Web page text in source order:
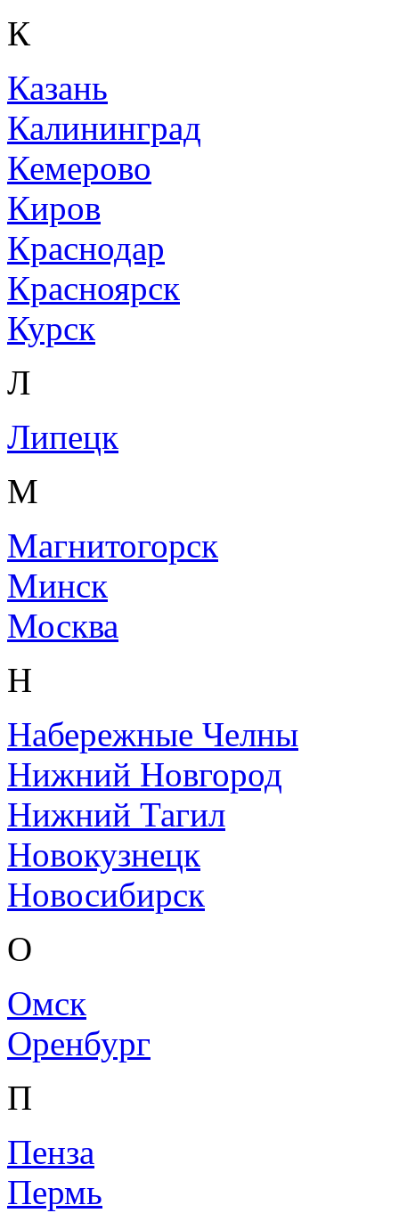
К
Казань
Калининград
Кемерово
Киров
Краснодар
Красноярск
Курск
Л
Липецк
М
Магнитогорск
Минск
Москва
Н
Набережные Челны
Нижний Новгород
Нижний Тагил
Новокузнецк
Новосибирск
О
Омск
Оренбург
П
Пенза
Пермь